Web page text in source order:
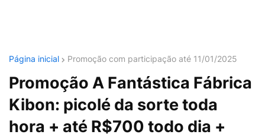
Página inicial Promoção com participação até 11/01/2025
Promoção A Fantástica Fábrica
Kibon: picolé da sorte toda
hora + até R$700 todo dia +